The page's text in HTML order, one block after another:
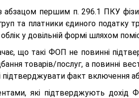
абзацом першим п. 296.1 ПКУ
та платники єдиного податку
у довільній формі шляхом
що такі ФОП не повинні
товарів/послуг, а повинні
підтверджувати факт включення
які підтверджують